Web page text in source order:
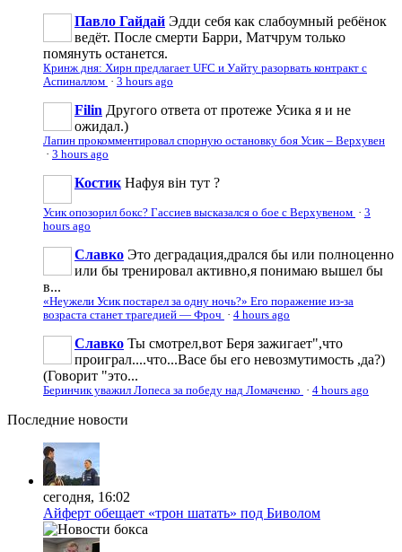
Павло Гайдай Эдди себя как слабоумный ребёнок
ведёт. После смерти Барри, Матчрум только
помянуть останется.
Кринж дня: Хирн предлагает UFC и Уайту разорвать контракт с
Аспиналлом · 3 hours ago
Filin Другого ответа от протеже Усика я и не
ожидал.)
Лапин прокомментировал спорную остановку боя Усик – Верхувен
· 3 hours ago
Костик Нафуя він тут ?
Усик опозорил бокс? Гассиев высказался о бое с Верхувеном · 3
hours ago
Славко Это деградация,дрался бы или полноценно
или бы тренировал активно,я понимаю вышел бы
в...
«Неужели Усик постарел за одну ночь?» Его поражение из-за
возраста станет трагедией — Фроч · 4 hours ago
Славко Ты смотрел,вот Беря зажигает",что
проиграл....что...Васе бы его невозмутимость ,да?)
(Говорит "это...
Беринчик уважил Лопеса за победу над Ломаченко · 4 hours ago
Последние новости
сегодня, 16:02
Айферт обещает «трон шатать» под Биволом